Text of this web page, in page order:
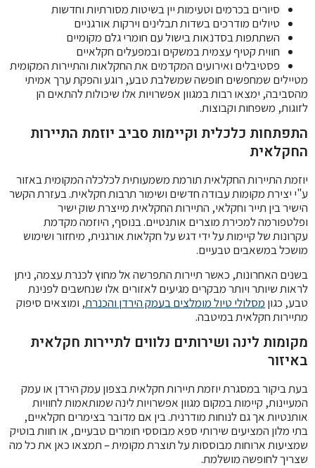
סיורים בכרמים וטעימות יין בשיטות מסורתיות וחדשות
טיולים מודרכים בשדות תבלינים וירקות אורגניים
השתתפות בסדנאות בישול עם חומרי גלם מקומיים
חווית קטיף עצמית במשקים ובמפעלים חקלאיים
פסטיבלים ואירועים המקדמים את החקלאות והתיירות המקומית
מטיילים שמחפשים חופשה שמשלבת טבע, רוגע והפקת ערך אמיתי
מהסביבה, ימצאו רבות במגוון אפשרויות אלו שיכולות להתאים הן
לזוגות, משפחות וקבוצות.
התפתחות כלכלית וקיימות סביב יוזמת התיירות
החקלאית
יוזמת התיירות החקלאית תורמת משמעותית לכלכלה המקומית באזור
ע"י יצירת מקומות עבודה חדשים ושימור תרבות חקלאית. בעזרת הקשר
הישיר בין תייר וחקלאי, התיירות החקלאית מייצרת שוק ישיר
ופלטפורמה למכירת מוצרים אותנטיים. בנוסף, היוזמה מקדמת
עקרונות של קיימות על ידי דגש על חקלאות אורגנית, מיחזור ושימוש
מושכל במשאבים טבעיים.
בשנים האחרונות, כאשר תיירות התפרשה אל מחוץ לכנרת עצמה, ניתן
לראות שיותר ויותר מבקרים מגיעים לאזורים אלו שנחשבים לפנינת
טבע, כגון מסלולי טיול מומלצים בעמק הירדן והכנרת, ומוצאים סיפוק
מתיירות חקלאית במיטבה.
מקומות לינה ושירותים נלווים לתיירות חקלאית
באיזור
בעת ביקור במסגרת יוזמת תיירות חקלאית בצפון עמק הירדן או עמק
המעיינות, קיימות במקום מגוון אפשרויות לינה שמותאמות לחוויות
אותנטיות אך גם לנוחות מודרנית. בין אם מדובר בצימרים חקלאיים,
בתי מלון המציעים שירותי ספא מבוססי חומרים טבעיים, או חוות בוטיק
שמציעות ארוחות מבוססות על תוצרת מקומית – תמצאו כאן את כל מה
שצריך לחופשה מושלמת.